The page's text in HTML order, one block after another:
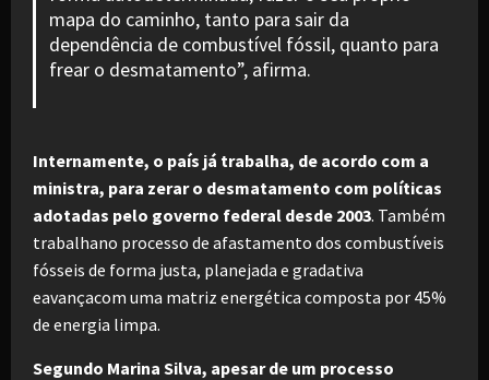
mapa do caminho, tanto para sair da
dependência de combustível fóssil, quanto para
frear o desmatamento”, afirma.
Internamente, o país já trabalha, de acordo com a
ministra, para zerar o desmatamento com políticas
adotadas pelo governo federal desde 2003. Também
trabalhano processo de afastamento dos combustíveis
fósseis de forma justa, planejada e gradativa
eavançacom uma matriz energética composta por 45%
de energia limpa.
Segundo Marina Silva, apesar de um processo